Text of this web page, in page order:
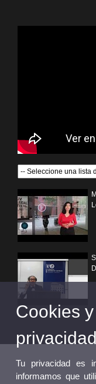
Cookies
privacidad
Tu privacidad es
informamos que